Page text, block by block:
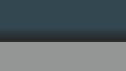
自動化決策技術，
教育、就業、住
政府服務。顯示出